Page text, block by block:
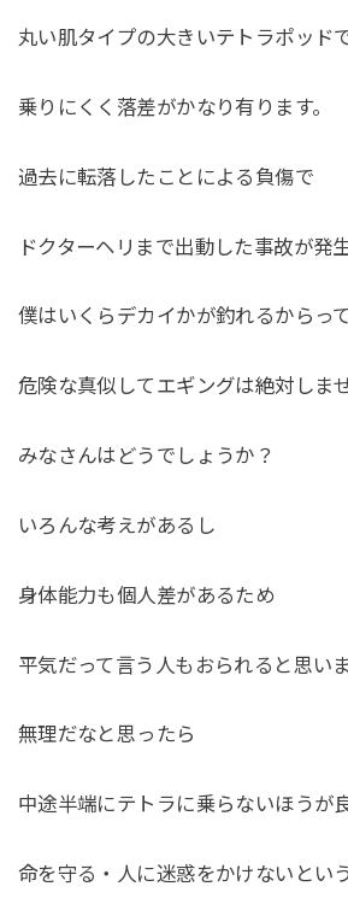
丸い肌タイプの大きいテトラポッド
乗りにくく落差がかなり有ります。
過去に転落したことによる負傷で
ドクターヘリまで出動した事故が発
僕はいくらデカイかが釣れるからっ
危険な真似してエギングは絶対しま
みなさんはどうでしょうか？
いろんな考えがあるし
身体能力も個人差があるため
平気だって言う人もおられると思いま
無理だなと思ったら
中途半端にテトラに乗らないほうが
命を守る・人に迷惑をかけないとい